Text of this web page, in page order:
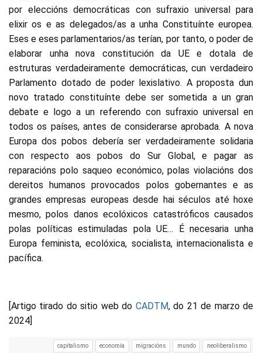
por eleccións democráticas con sufraxio universal para
elixir os e as delegados/as a unha Constituínte europea.
Eses e eses parlamentarios/as terían, por tanto, o poder de
elaborar unha nova constitución da UE e dotala de
estruturas verdadeiramente democráticas, cun verdadeiro
Parlamento dotado de poder lexislativo. A proposta dun
novo tratado constituínte debe ser sometida a un gran
debate e logo a un referendo con sufraxio universal en
todos os países, antes de considerarse aprobada. A nova
Europa dos pobos debería ser verdadeiramente solidaria
con respecto aos pobos do Sur Global, e pagar as
reparacións polo saqueo económico, polas violacións dos
dereitos humanos provocados polos gobernantes e as
grandes empresas europeas desde hai séculos até hoxe
mesmo, polos danos ecolóxicos catastróficos causados
polas políticas estimuladas pola UE… É necesaria unha
Europa feminista, ecolóxica, socialista, internacionalista e
pacífica.
[Artigo tirado do sitio web do CADTM, do 21 de marzo de
2024]
capitalismo economía migracións mundo neoliberalismo